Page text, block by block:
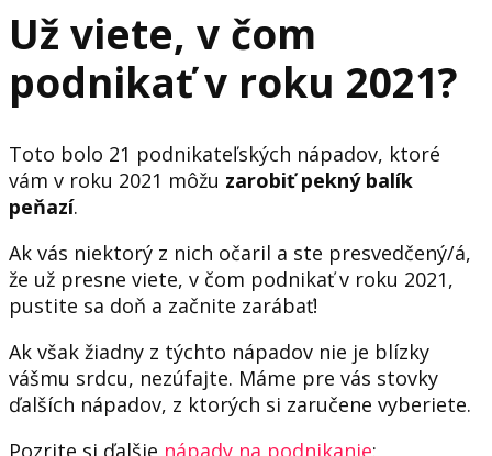
Už viete, v čom
podnikať v roku 2021?
Toto bolo 21 podnikateľských nápadov, ktoré
vám v roku 2021 môžu zarobiť pekný balík
peňazí.
Ak vás niektorý z nich očaril a ste presvedčený/á,
že už presne viete, v čom podnikať v roku 2021,
pustite sa doň a začnite zarábať!
Ak však žiadny z týchto nápadov nie je blízky
vášmu srdcu, nezúfajte. Máme pre vás stovky
ďalších nápadov, z ktorých si zaručene vyberiete.
Pozrite si ďalšie nápady na podnikanie: